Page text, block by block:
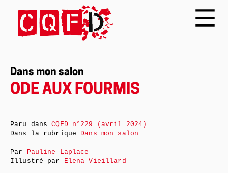
Dans mon salon
ODE AUX FOURMIS
Paru dansCQFD n°229 (avril 2024)
Dans la rubrique Dans mon salon
Par Pauline Laplace
Illustré par Elena Vieillard